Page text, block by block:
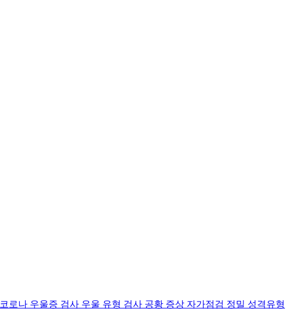
코로나 우울증 검사 우울 유형 검사 공황 증상 자가점검 정밀 성격유형